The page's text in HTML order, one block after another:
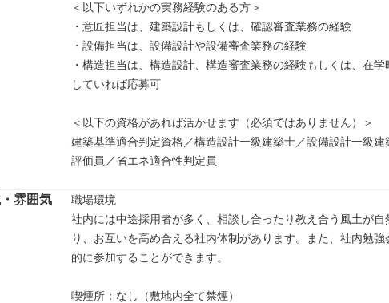
＜以下いずれかの実務経験のある方＞
・意匠担当は、建築設計もしくは、確認審査業務の経験
・設備担当は、設備設計や設備審査業務の経験
・構造担当は、構造設計、構造審査業務の経験もしくは、在
していれば応募可
＜以下の資格があれば活かせます（必須ではありません）＞
建築基準適合判定資格／構造設計一級建築士／設備設計一級建
評価員／省エネ適合性判定員
雰囲気
職場環境
社内には中途採用者が多く、相談し合ったり教え合う風土が自
り、お互いを高め合える社内体制があります。また、社内勉
的に参加することができます。
喫煙所：なし（敷地内全て禁煙）